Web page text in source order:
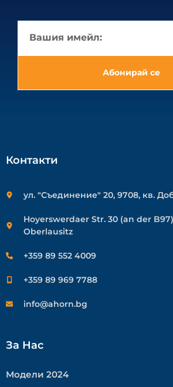
Абонирай се
Контакти
ул. "Съединение" 20, 9708, кв.
Hoyerswerdaer Str. 30 (an der
Oberlausitz
+359 89 552 4009
+359 89 969 7788
info@ahorn.bg
За Нас
Модели 2024